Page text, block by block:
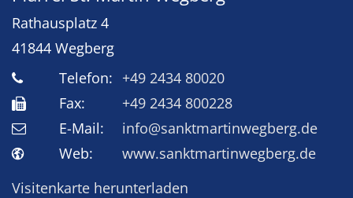
Rathausplatz 4
41844 Wegberg
Telefon: +49 2434 80020
Fax:
+49 2434 800228
E-Mail:
info@sanktmartinwegberg.de
Web:
www.sanktmartinwegberg.de
Visitenkarte herunterladen